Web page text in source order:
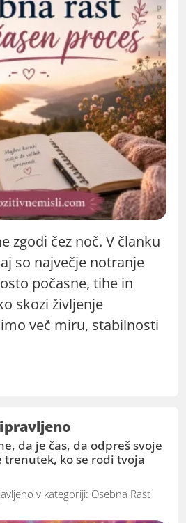
zgodi čez noč. V članku
so največje notranje
počasne, tihe in
skozi življenje
več miru, stabilnosti
da je čas, da odpreš svoje
trenutek, ko se rodi tvoja
v kategoriji: Osebna Rast